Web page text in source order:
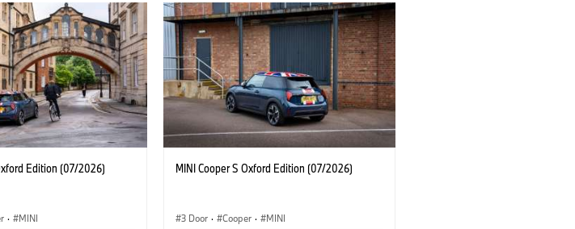
Edition (07/2026)
· MINI
MINI Cooper S Oxford Edition (07/2026)
3 Door · Cooper · MINI